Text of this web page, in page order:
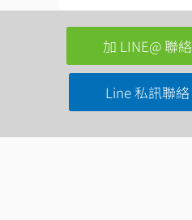
加 LINE@ 聯絡
Line 私訊聯絡